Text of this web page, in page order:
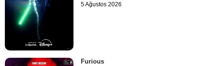
5 Ağustos 2026
Furious